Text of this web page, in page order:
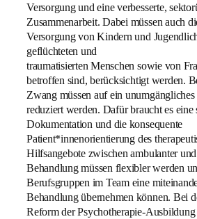
Versorgung und eine verbesserte,
Zusammenarbeit. Dabei müssen auch
Versorgung von Kindern und
geflüchteten und
traumatisierten Menschen sowie von
betroffen sind, berücksichtigt werden.
Zwang müssen auf ein
reduziert werden. Dafür braucht es eine
Dokumentation und die konsequente
Patient*innenorientierung des
Hilfsangebote zwischen ambulanter
Behandlung müssen flexibler werden
Berufsgruppen im Team eine
Behandlung übernehmen können. Bei
Reform der Psychotherapie-Ausbildung